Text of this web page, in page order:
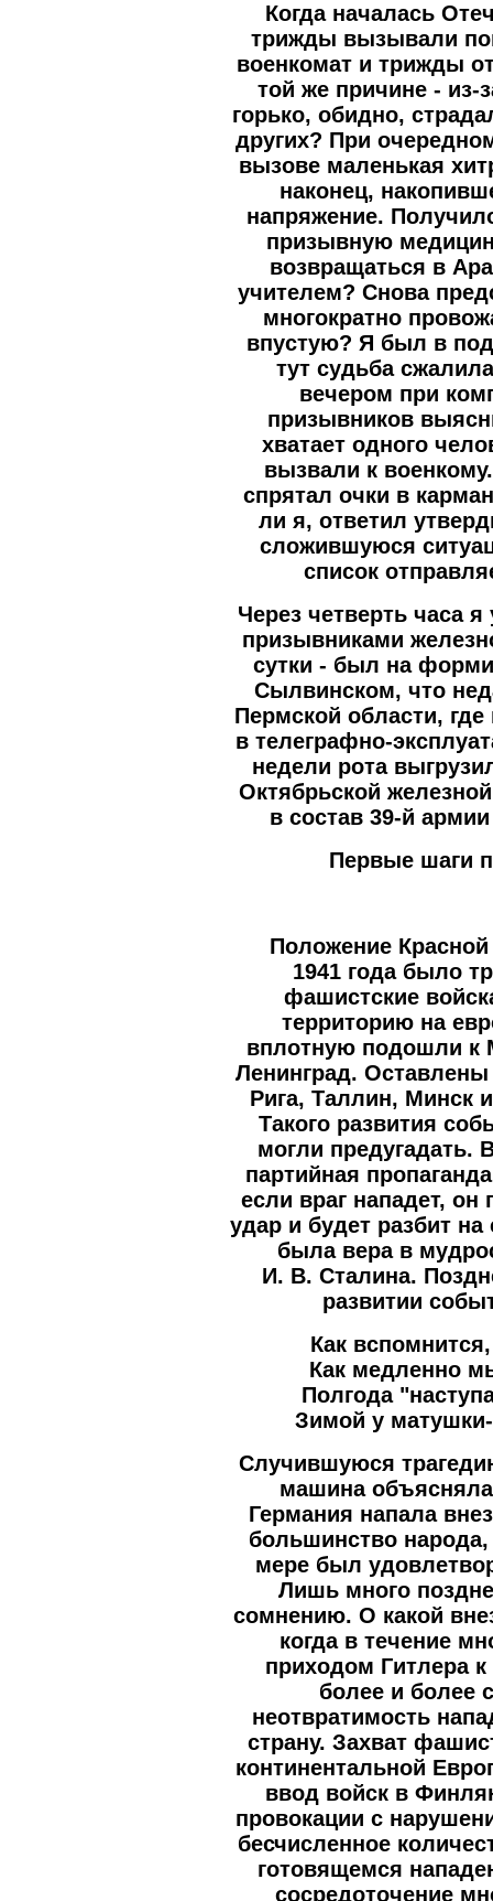
Когда началась
трижды вызывали
военкомат и трижды
той же причине - из-
горько, обидно,
других? При
вызове маленькая
наконец,
напряжение.
призывную
возвращаться в
учителем? Снова
многократно
впустую? Я был в
тут судьба
вечером при
призывников
хватает одного
вызвали к
спрятал очки в
ли я, ответил
сложившуюся
список
Через четверть часа
призывниками
сутки - был на
Сылвинском, что
Пермской области,
в телеграфно-
недели рота
Октябрьской
в состав 39-й
Первые шаги
Положение
1941 года было
фашистские
территорию на
вплотную подошли к
Ленинград.
Рига, Таллин, Минск
Такого развития
могли предугадать.
партийная
если враг нападет,
удар и будет разбит
была вера в
И. В. Сталина.
развитии
Как
Как медленно
Полгода
Зимой у
Случившуюся
машина
Германия напала
большинство народа,
мере был
Лишь много
сомнению. О какой
когда в течение
приходом Гитлера к
более и более
неотвратимость
страну. Захват
континентальной
ввод войск в
провокации с
бесчисленное
готовящемся
сосредоточение